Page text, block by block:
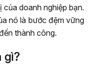
doanh nghiệp bạn.
nó là bước đệm vững
thành công.
gì?